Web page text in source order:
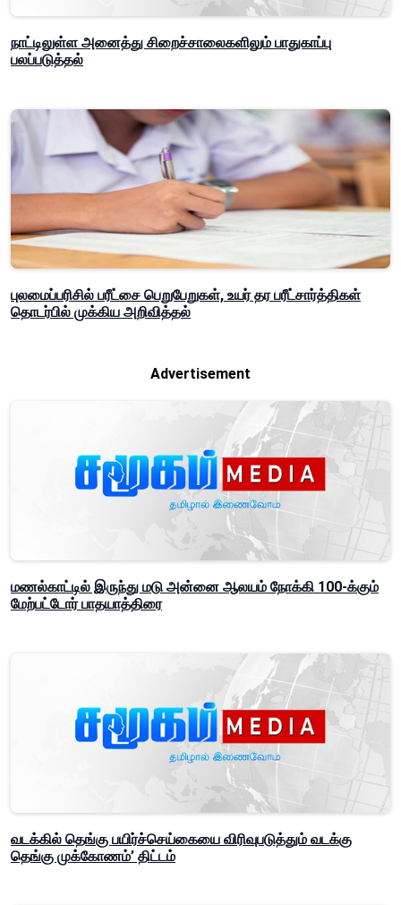
நாட்டிலுள்ள அனைத்து சிறைச்சாலைகளிலும் பாதுகாப்பு
பலப்படுத்தல்
புலமைப்பரிசில் பரீட்சை பெறுபேறுகள், உயர் தர பரீட்சார்த்திகள்
தொடர்பில் முக்கிய அறிவித்தல்
Advertisement
மணல்காட்டில் இருந்து மடு அன்னை ஆலயம் நோக்கி 100-க்கும்
மேற்பட்டோர் பாதயாத்திரை
வடக்கில் தெங்கு பயிர்ச்செய்கையை விரிவுபடுத்தும் வடக்கு
தெங்கு முக்கோணம்’ திட்டம்